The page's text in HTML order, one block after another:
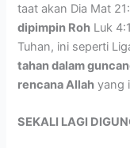
taat akan Dia Mat
dipimpin Roh Luk
Tuhan, ini seperti
tahan dalam
rencana Allah yang
SEKALI LAGI